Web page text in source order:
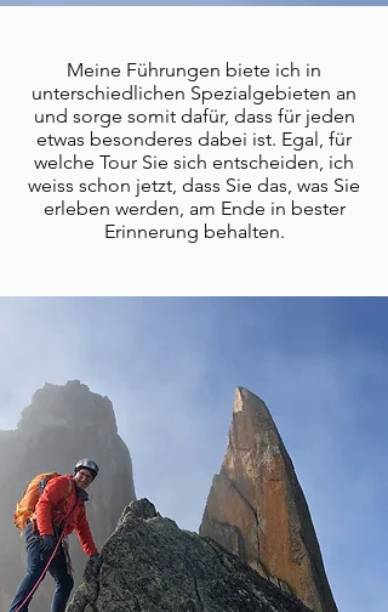
Meine Führungen biete ich in
unterschiedlichen Spezialgebieten an
und sorge somit dafür, dass für jeden
etwas besonderes dabei ist. Egal, für
welche Tour Sie sich entscheiden, ich
weiss schon jetzt, dass Sie das, was Sie
erleben werden, am Ende in bester
Erinnerung behalten.